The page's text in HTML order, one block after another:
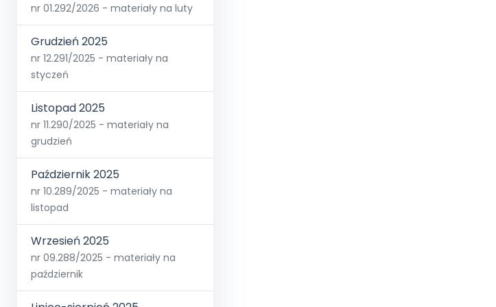
nr 01.292/2026 - materiały na luty
Grudzień 2025
nr 12.291/2025 - materiały na
styczeń
Listopad 2025
nr 11.290/2025 - materiały na
grudzień
Październik 2025
nr 10.289/2025 - materiały na
listopad
Wrzesień 2025
nr 09.288/2025 - materiały na
październik